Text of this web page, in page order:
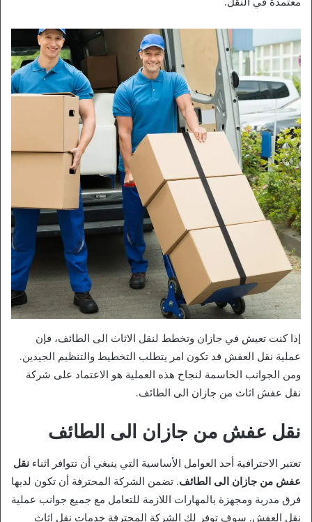
إذا كنت تعيش في جازان وتخطط لنقل الاثاث الى الطائف، فإن
عملية نقل العفش قد تكون امر يتطلب التخطيط والتنظيم الجيدين.
ومن الجوانب الحاسمة لنجاح هذه العملية هو الاعتماد على شركة
نقل عفش اثاث من جازان الى الطائف.
نقل عفش من جازان الى الطائف
تعتبر الاحترافية أحد العوامل الأساسية التي ينبغي أن تتوافر اثناء نقل
عفش من جازان الى الطائف. تضمن الشركة المحترفة أن تكون لديها
فرق مدربة ومجهزة بالمهارات اللازمة للتعامل مع جميع جوانب عملية
نقل العفش. سوف توفر لك الشركة المحترفة خدمات نقل اثاث